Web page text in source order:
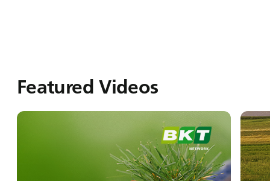
Featured Videos